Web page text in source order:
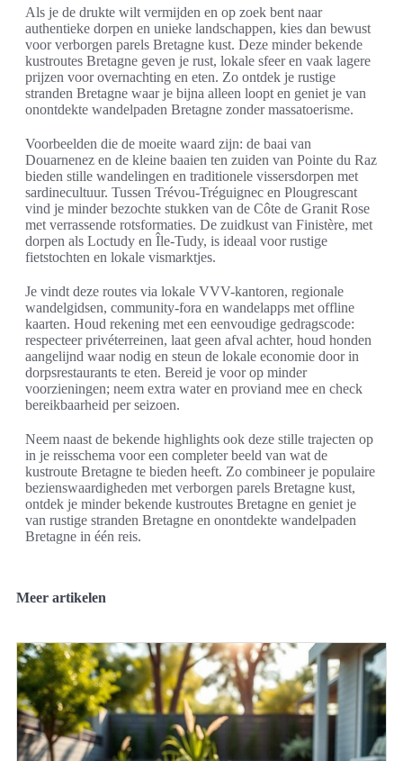
Als je de drukte wilt vermijden en op zoek bent naar
authentieke dorpen en unieke landschappen, kies dan bewust
voor verborgen parels Bretagne kust. Deze minder bekende
kustroutes Bretagne geven je rust, lokale sfeer en vaak lagere
prijzen voor overnachting en eten. Zo ontdek je rustige
stranden Bretagne waar je bijna alleen loopt en geniet je van
onontdekte wandelpaden Bretagne zonder massatoerisme.
Voorbeelden die de moeite waard zijn: de baai van
Douarnenez en de kleine baaien ten zuiden van Pointe du Raz
bieden stille wandelingen en traditionele vissersdorpen met
sardinecultuur. Tussen Trévou-Tréguignec en Plougrescant
vind je minder bezochte stukken van de Côte de Granit Rose
met verrassende rotsformaties. De zuidkust van Finistère, met
dorpen als Loctudy en Île-Tudy, is ideaal voor rustige
fietstochten en lokale vismarktjes.
Je vindt deze routes via lokale VVV-kantoren, regionale
wandelgidsen, community-fora en wandelapps met offline
kaarten. Houd rekening met een eenvoudige gedragscode:
respecteer privéterreinen, laat geen afval achter, houd honden
aangelijnd waar nodig en steun de lokale economie door in
dorpsrestaurants te eten. Bereid je voor op minder
voorzieningen; neem extra water en proviand mee en check
bereikbaarheid per seizoen.
Neem naast de bekende highlights ook deze stille trajecten op
in je reisschema voor een completer beeld van wat de
kustroute Bretagne te bieden heeft. Zo combineer je populaire
bezienswaardigheden met verborgen parels Bretagne kust,
ontdek je minder bekende kustroutes Bretagne en geniet je
van rustige stranden Bretagne en onontdekte wandelpaden
Bretagne in één reis.
Meer artikelen